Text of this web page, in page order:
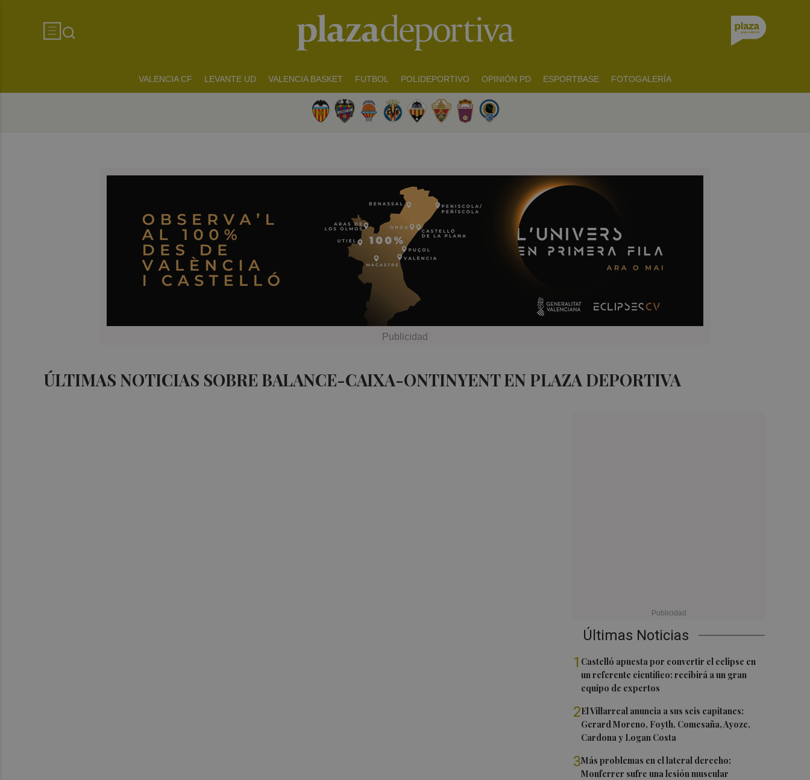
VALENCIA CF LEVANTE UD VALENCIA BASKET FUTBOL POLIDEPORTIVO OPINIÓN PD ESPORTBASE FOTOGALERÍA
ÚLTIMAS NOTICIAS SOBRE BALANCE-CAIXA-ONTINYENT EN PLAZA DEPORTIVA
Últimas Noticias
1 Castelló apuesta por convertir el eclipse en
un referente científico: recibirá a un gran
equipo de expertos
2El Villarreal anuncia a sus seis capitanes:
Gerard Moreno, Foyth, Comesaña, Ayoze,
Cardona y Logan Costa
3Más problemas en el lateral derecho:
Monferrer sufre una lesión muscular